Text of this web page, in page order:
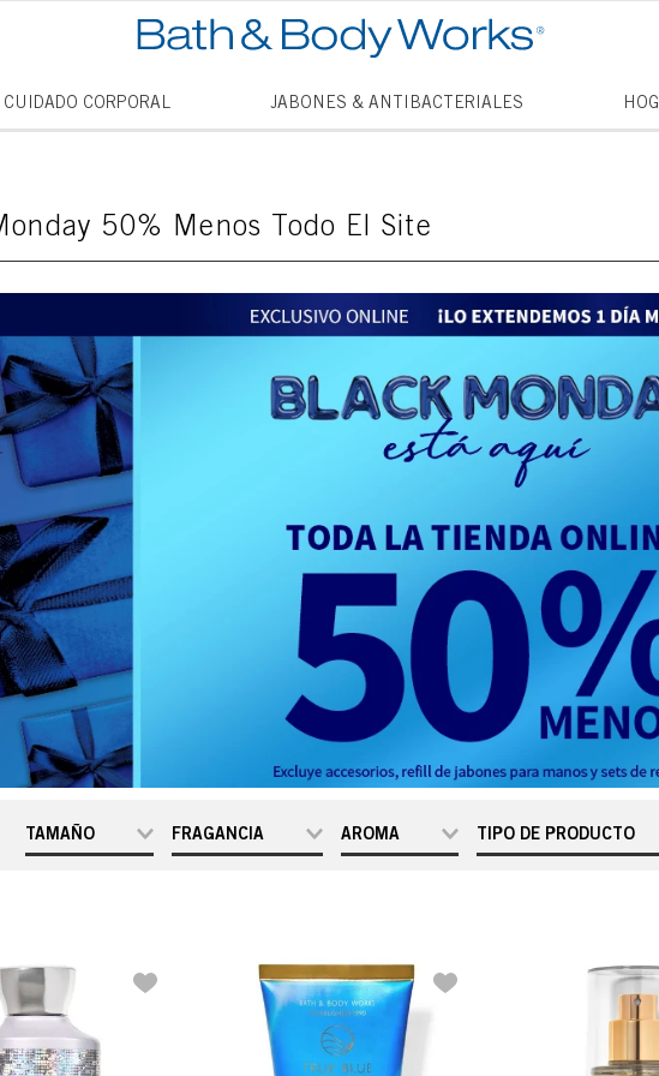
CUIDADO CORPORAL JABONES & ANTIBACTERIALES
50% Menos Todo El Site
AROMA
Floral
Fresca
Frutal
FRAGANCIA
Black Cherry
Merlot
Bourbon
TAMAÑO
0.5 fl oz /
15 mL
1 fl oz /
29 mL
TIPO DE PRODUCTO
Crema Corporal
1.
4. mini
5. jabon
7. vainilla